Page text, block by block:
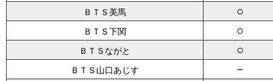
ＢＴＳ美馬 ○
ＢＴＳ下関 ○
ＢＴＳながと ○
ＢＴＳ山口あじす －